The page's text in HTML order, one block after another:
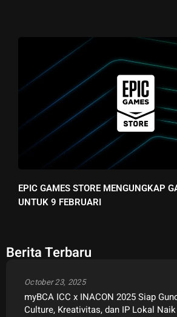
EPIC GAMES STORE MENGUNGKAP
UNTUK 9 FEBRUARI
Berita Terbaru
myBCA ICC x INACON 2025 Siap
Culture, Kreativitas, dan IP Lokal
October 23, 2025